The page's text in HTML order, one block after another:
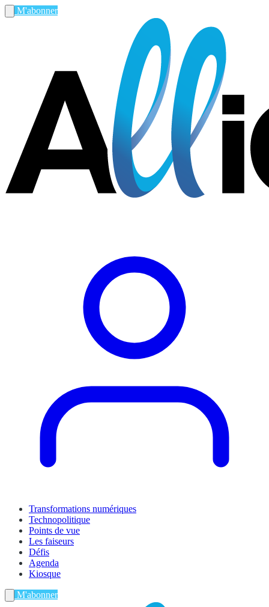
M'abonner
Transformations numériques
Technopolitique
Points de vue
Les faiseurs
Défis
Agenda
Kiosque
M'abonner